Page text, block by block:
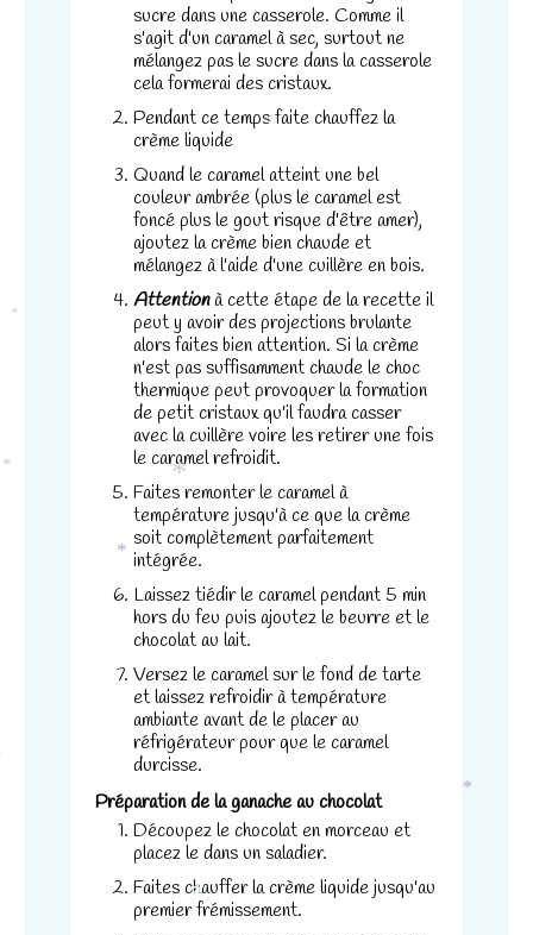
sucre dans une casserole. Comme il
s'agit d'un caramel à sec, surtout ne
mélangez pas le sucre dans la casserole
cela formerai des cristaux.
Pendant ce temps faite chauffez la
crème liquide
Quand le caramel atteint une bel
couleur ambrée (plus le caramel est
foncé plus le gout risque d'être amer),
ajoutez la crème bien chaude et
mélangez à l'aide d'une cuillère en bois.
Attentionà cette étape de la recette il
peut y avoir des projections brulante
alors faites bien attention. Si la crème
n'est pas suffisamment chaude le choc
thermique peut provoquer la formation
de petit cristaux qu'il faudra casser
avec la cuillère voire les retirer une fois
le caramel refroidit.
Faites remonter le caramel à
température jusqu'à ce que la crème
soit complètement parfaitement
intégrée.
Laissez tiédir le caramel pendant 5 min
hors du feu puis ajoutez le beurre et le
chocolat au lait.
Versez le caramel sur le fond de tarte
et laissez refroidir à température
ambiante avant de le placer au
réfrigérateur pour que le caramel
durcisse.
Préparation de la ganache au chocolat
Découpez le chocolat en morceau et
placez le dans un saladier.
Faites chauffer la crème liquide jusqu'au
premier frémissement.
structure du
site Web, en
fonction de la
site Web est
Experience
Afin que notre
fonctionne
aussi bien que
possible lors
de votre visite.
Si vous
refusez ces
certaines
fonctionnalités
disparaîtront
En partageant
votre intérêt
et votre
comportement
visitez notre
augmentez les
chances de
voir du
*
*